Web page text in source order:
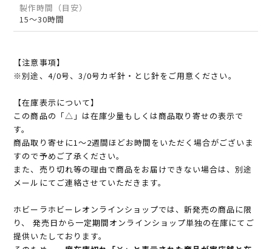
製作時間（目安）
15～30時間
【注意事項】
※別途、4/0号、3/0号カギ針・とじ針をご用意ください。
【在庫表示について】
この商品の「△」は在庫少量もしくは商品取り寄せの表示で
す。
商品取り寄せに1～2週間ほどお時間をいただく場合がございま
すので予めご了承ください。
また、売り切れ等の理由で商品をお届けできない場合は、別途
メールにてご連絡させていただきます。
ホビーラホビーレオンラインショップでは、新発売の商品に限
り、 発売日から一定期間オンラインショップ単独の在庫にてご
提供いたしております。